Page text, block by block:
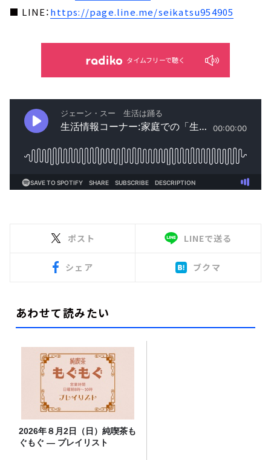
■ LINE：https://page.line.me/seikatsu954905
タイムフリーで聴く
ポスト LINEで送る
シェア ブクマ
あわせて読みたい
2026年８月2日（日）純喫茶も
ぐもぐ ― プレイリスト